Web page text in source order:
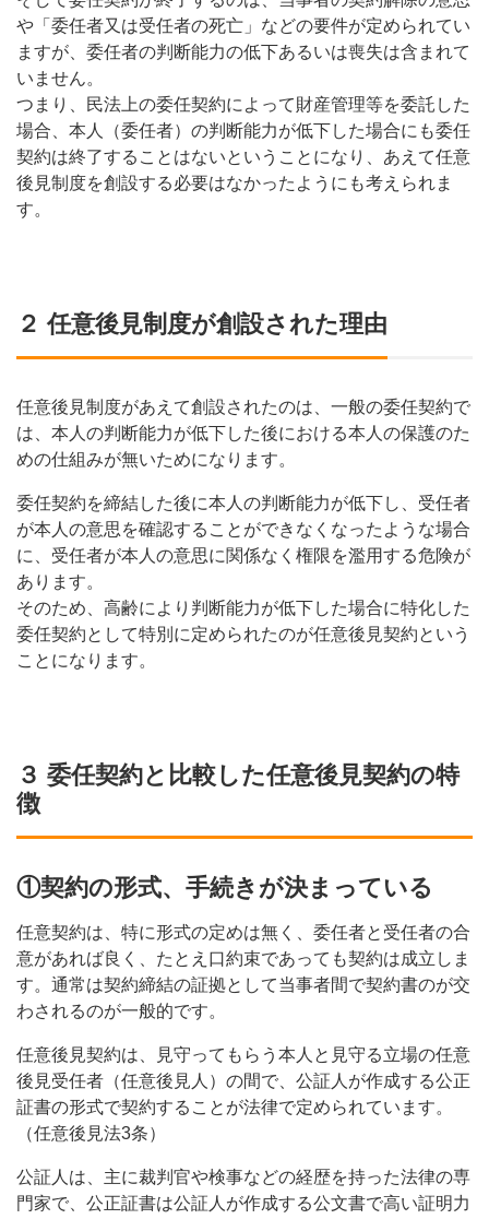
や「委任者又は受任者の死亡」などの要件が定められてい
ますが、委任者の判断能力の低下あるいは喪失は含まれて
いません。
つまり、民法上の委任契約によって財産管理等を委託した
場合、本人（委任者）の判断能力が低下した場合にも委任
契約は終了することはないということになり、あえて任意
後見制度を創設する必要はなかったようにも考えられま
す。
２ 任意後見制度が創設された理由
任意後見制度があえて創設されたのは、一般の委任契約で
は、本人の判断能力が低下した後における本人の保護のた
めの仕組みが無いためになります。
委任契約を締結した後に本人の判断能力が低下し、受任者
が本人の意思を確認することができなくなったような場合
に、受任者が本人の意思に関係なく権限を濫用する危険が
あります。
そのため、高齢により判断能力が低下した場合に特化した
委任契約として特別に定められたのが任意後見契約という
ことになります。
３ 委任契約と比較した任意後見契約の特
徴
①契約の形式、手続きが決まっている
任意契約は、特に形式の定めは無く、委任者と受任者の合
意があれば良く、たとえ口約束であっても契約は成立しま
す。通常は契約締結の証拠として当事者間で契約書のが交
わされるのが一般的です。
任意後見契約は、見守ってもらう本人と見守る立場の任意
後見受任者（任意後見人）の間で、公証人が作成する公正
証書の形式で契約することが法律で定められています。
（任意後見法3条）
公証人は、主に裁判官や検事などの経歴を持った法律の専
門家で、公正証書は公証人が作成する公文書で高い証明力